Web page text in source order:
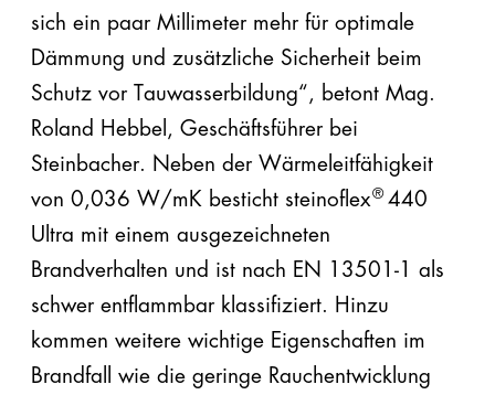
sich ein paar Millimeter mehr für optimale
Dämmung und zusätzliche Sicherheit beim
Schutz vor Tauwasserbildung“, betont Mag.
Roland Hebbel, Geschäftsführer bei
Steinbacher. Neben der Wärmeleitfähigkeit
von 0,036 W/mK besticht steinoflex® 440
Ultra mit einem ausgezeichneten
Brandverhalten und ist nach EN 13501-1 als
schwer entflammbar klassifiziert. Hinzu
kommen weitere wichtige Eigenschaften im
Brandfall wie die geringe Rauchentwicklung